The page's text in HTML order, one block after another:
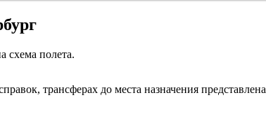
схема полета.Санкт-Петербург
трансферах до места назначения